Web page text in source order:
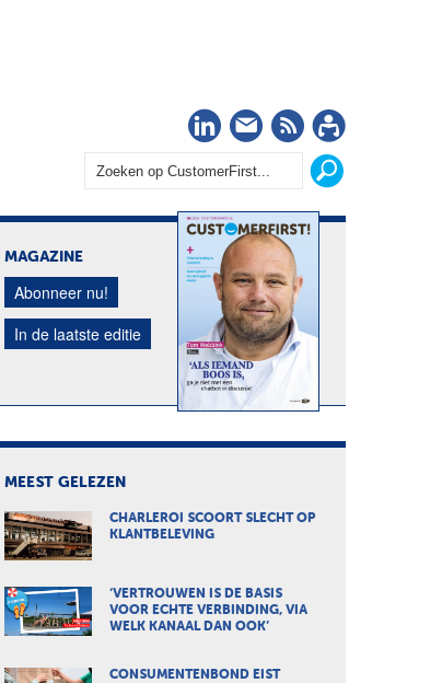
LinkedIn
Nieuwsbrief
RSS
MAGAZINE
Abonneer nu!
In de laatste editie
MEEST GELEZEN
CHARLEROI SCOORT SLECHT OP
KLANTBELEVING
‘VERTROUWEN IS DE BASIS
VOOR ECHTE VERBINDING, VIA
WELK KANAAL DAN OOK’
CONSUMENTENBOND EIST